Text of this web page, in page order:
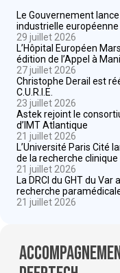
Le Gouvernement
industrielle européenne
29 juillet 2026
L’Hôpital Européen
édition de l’Appel à
27 juillet 2026
Christophe Derail est
C.U.R.I.E.
23 juillet 2026
Astek rejoint le
d’IMT Atlantique
21 juillet 2026
L’Université Paris Cité
de la recherche clinique
21 juillet 2026
La DRCI du GHT du
recherche
21 juillet 2026